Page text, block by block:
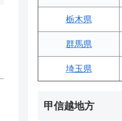
栃木県
群馬県
埼玉県
甲信越地方